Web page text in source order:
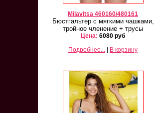
Milavitsa 460160/480161
Бюстгальтер с мягкими чашками,
тройное членение + трусы
Цена: 6080 руб
Подробнее...
В корзину
Комплект
Старая цена 3500
Цена:2000 руб
Подробнее...